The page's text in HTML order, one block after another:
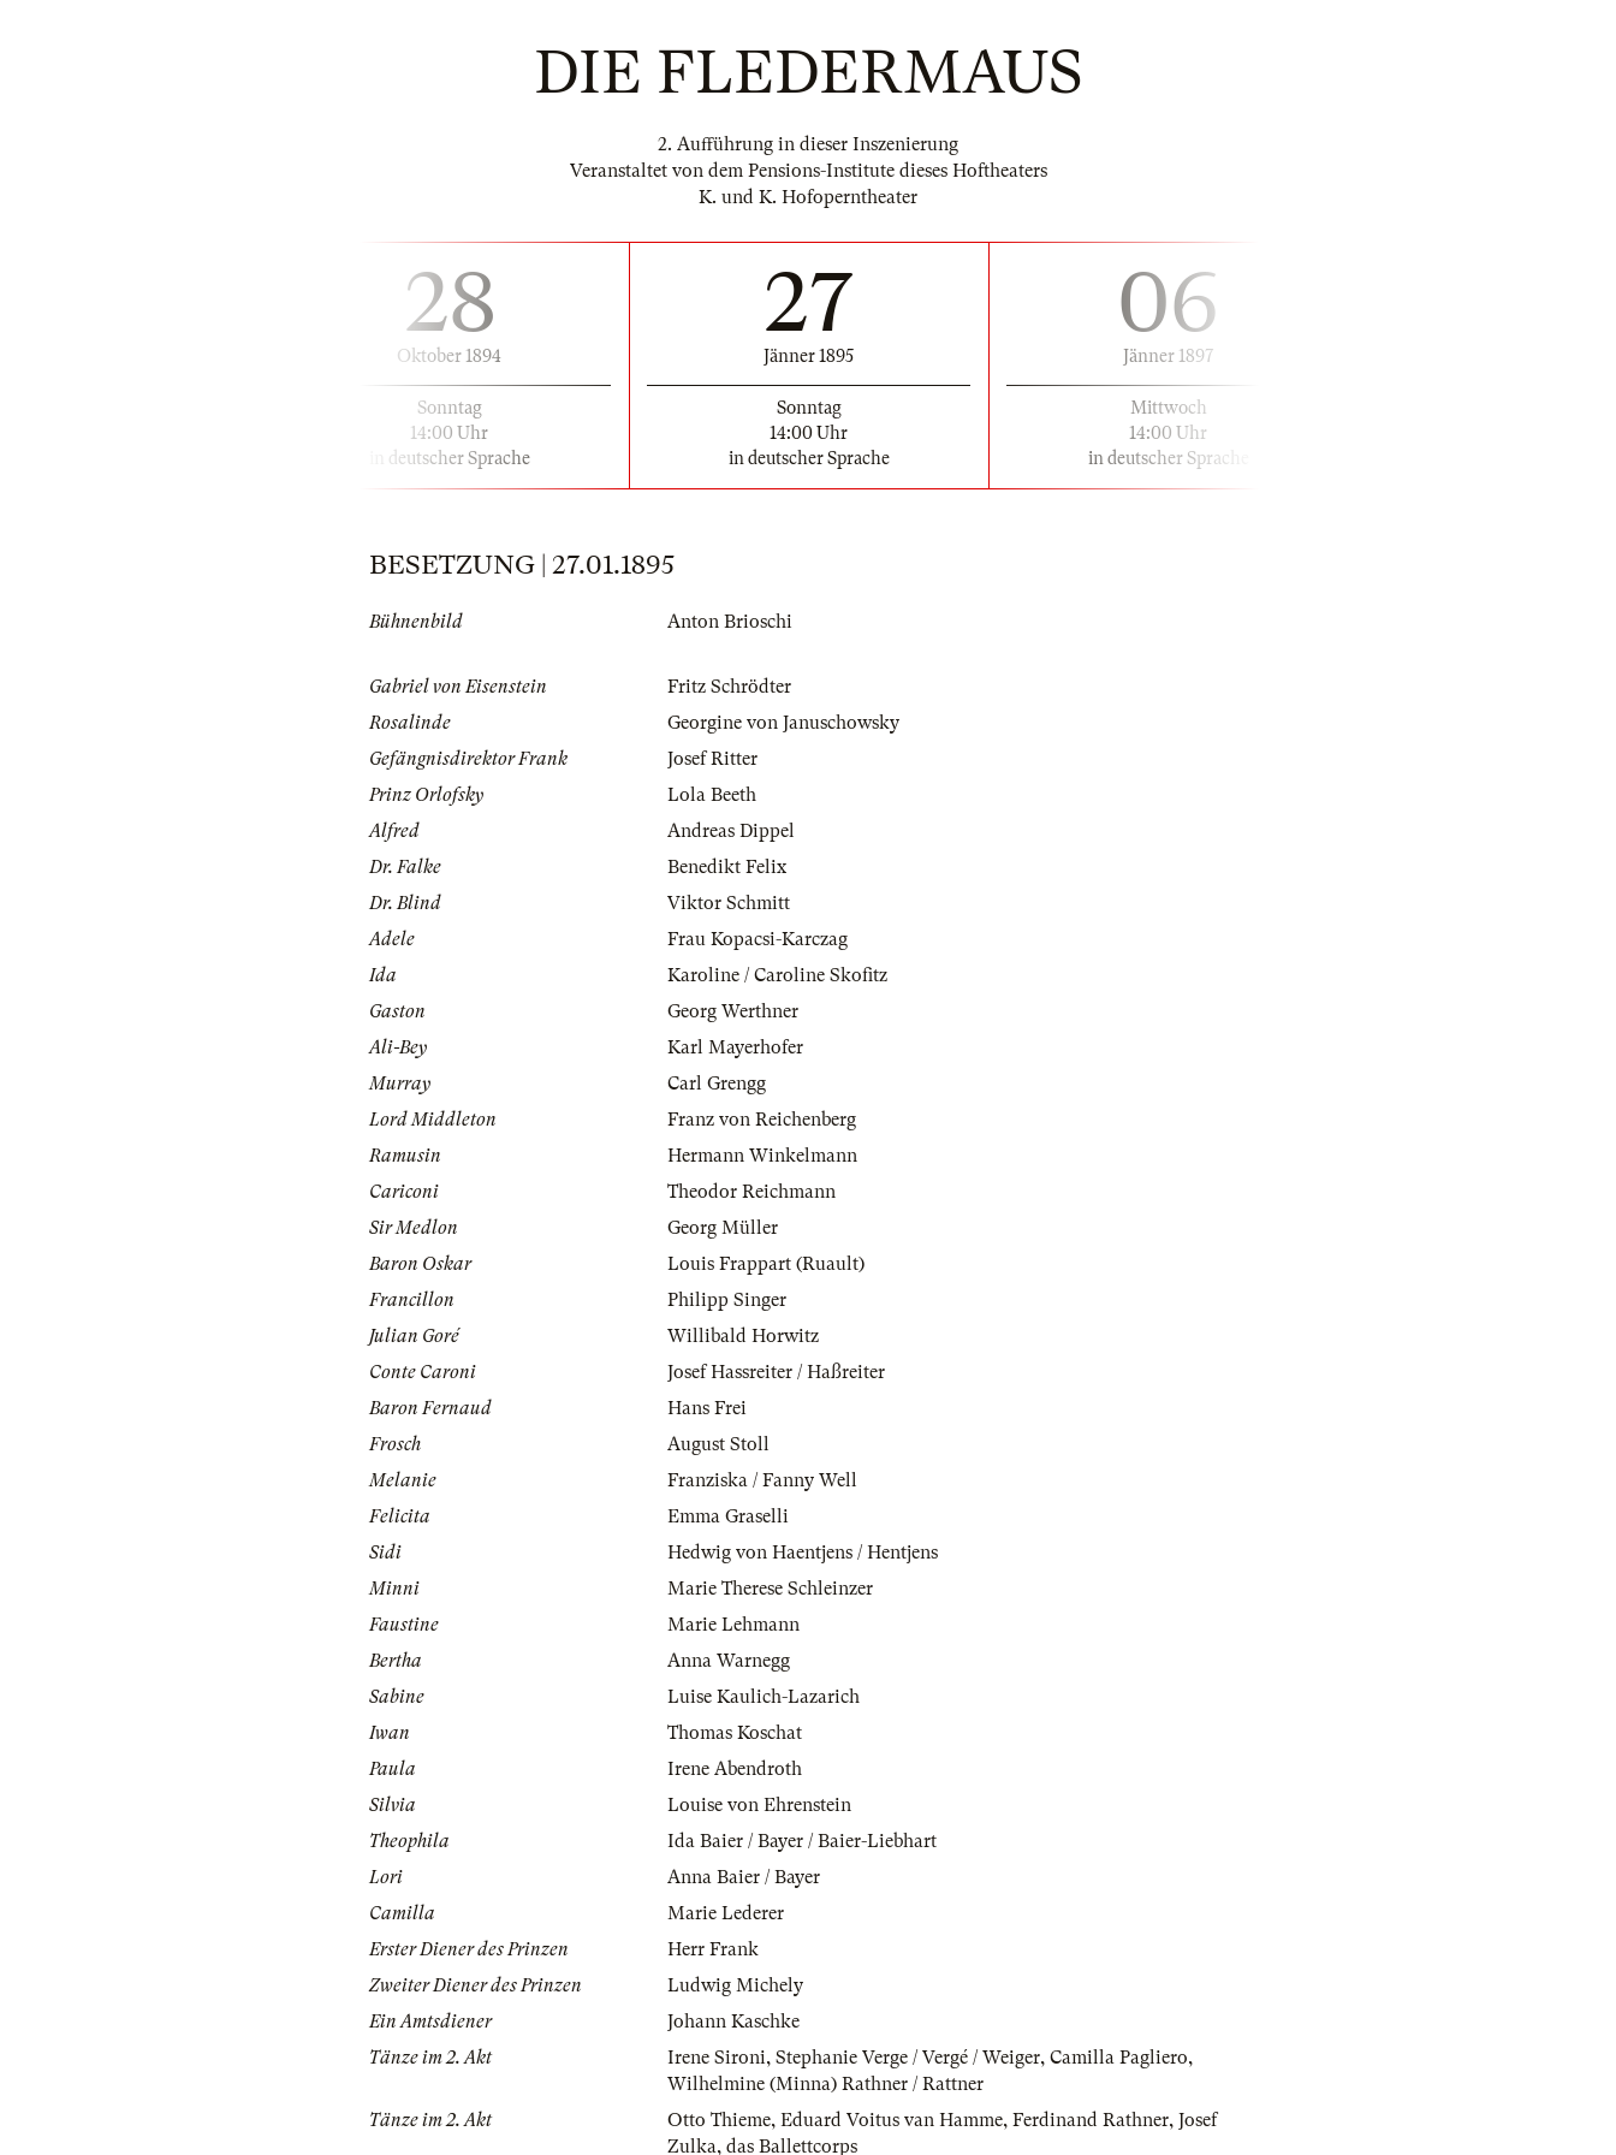
DIE FLEDERMAUS
2. Aufführung in dieser Inszenierung
Veranstaltet von dem Pensions-Institute dieses Hoftheaters
K. und K. Hofoperntheater
28
Oktober 1894
Sonntag
14:00 Uhr
in deutscher Sprache
27
Jänner 1895
Sonntag
14:00 Uhr
in deutscher Sprache
06
Jänner 1897
Mittwoch
14:00 Uhr
in deutscher Sprache
BESETZUNG | 27.01.1895
Bühnenbild Anton Brioschi
Gabriel von Eisenstein
Fritz Schrödter
Rosalinde
Georgine von Januschowsky
Gefängnisdirektor Frank
Josef Ritter
Prinz Orlofsky
Lola Beeth
Alfred
Andreas Dippel
Dr. Falke
Benedikt Felix
Dr. Blind
Viktor Schmitt
Adele
Frau Kopacsi-Karczag
Ida
Karoline / Caroline Skofitz
Gaston
Georg Werthner
Ali-Bey
Karl Mayerhofer
Murray
Carl Grengg
Lord Middleton
Franz von Reichenberg
Ramusin
Hermann Winkelmann
Cariconi
Theodor Reichmann
Sir Medlon
Georg Müller
Baron Oskar
Louis Frappart (Ruault)
Francillon
Philipp Singer
Julian Goré
Willibald Horwitz
Conte Caroni
Josef Hassreiter / Haßreiter
Baron Fernaud
Hans Frei
Frosch
August Stoll
Melanie
Franziska / Fanny Well
Felicita
Emma Graselli
Sidi
Hedwig von Haentjens / Hentjens
Minni
Marie Therese Schleinzer
Faustine
Marie Lehmann
Bertha
Anna Warnegg
Sabine
Luise Kaulich-Lazarich
Iwan
Thomas Koschat
Paula
Irene Abendroth
Silvia
Louise von Ehrenstein
Theophila
Ida Baier / Bayer / Baier-Liebhart
Lori
Anna Baier / Bayer
Camilla
Marie Lederer
Erster Diener des Prinzen
Herr Frank
Zweiter Diener des Prinzen
Ludwig Michely
Ein Amtsdiener
Johann Kaschke
Tänze im 2. Akt
Irene Sironi, Stephanie Verge / Vergé / Weiger, Camilla Pagliero,
Wilhelmine (Minna) Rathner / Rattner
Tänze im 2. Akt
Otto Thieme, Eduard Voitus van Hamme, Ferdinand Rathner, Josef
Zulka, das Ballettcorps